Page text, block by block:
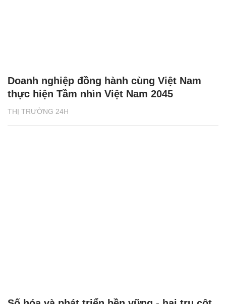
THỊ TRƯỜNG 24H
Doanh nghiệp đồng hành cùng Việt Nam
thực hiện Tầm nhìn Việt Nam 2045